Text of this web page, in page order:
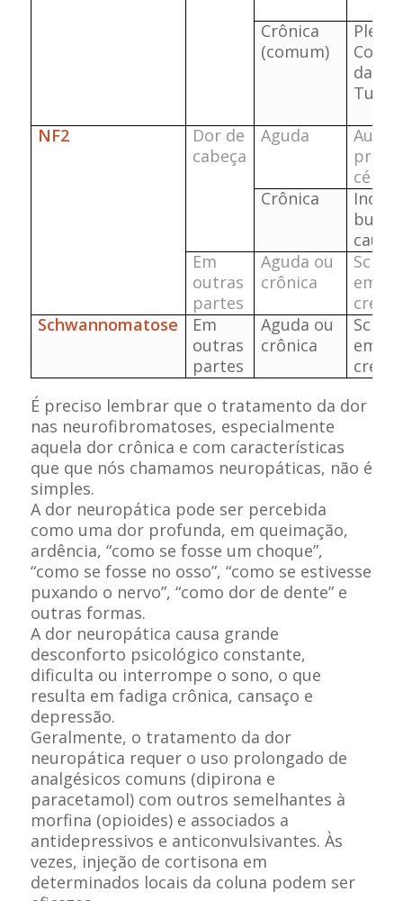
Crônica
(comum)
da
NF2
Dor de
cabeça
Aguda
Crônica
Em
outras
partes
Aguda ou
crônica
em
Schwannomatose
Em
outras
partes
Aguda ou
crônica
em
É preciso lembrar que o tratamento da dor
nas neurofibromatoses, especialmente
aquela dor crônica e com características
que que nós chamamos neuropáticas, não é
simples.
A dor neuropática pode ser percebida
como uma dor profunda, em queimação,
ardência, “como se fosse um choque”,
“como se fosse no osso”, “como se estivesse
puxando o nervo”, “como dor de dente” e
outras formas.
A dor neuropática causa grande
desconforto psicológico constante,
dificulta ou interrompe o sono, o que
resulta em fadiga crônica, cansaço e
depressão.
Geralmente, o tratamento da dor
neuropática requer o uso prolongado de
analgésicos comuns (dipirona e
paracetamol) com outros semelhantes à
morfina (opioides) e associados a
antidepressivos e anticonvulsivantes. Às
vezes, injeção de cortisona em
determinados locais da coluna podem ser